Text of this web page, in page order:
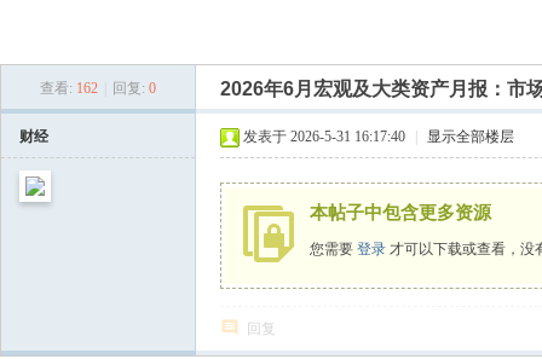
工
查看: 162 回复: 0 2026年6月宏观及大类资产月报：市
财经 发表于 2026-5-31 16:17:40 显示全部楼层
本帖子中包含更多资源
您需要 登录 才可以下载或查看，没
回复